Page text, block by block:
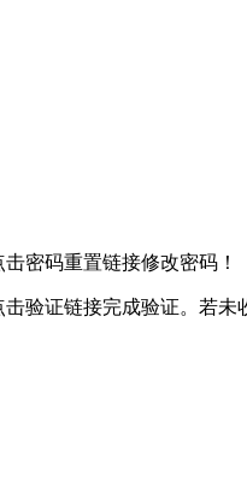
密码重置链接修改密码！
验证链接完成验证。若未